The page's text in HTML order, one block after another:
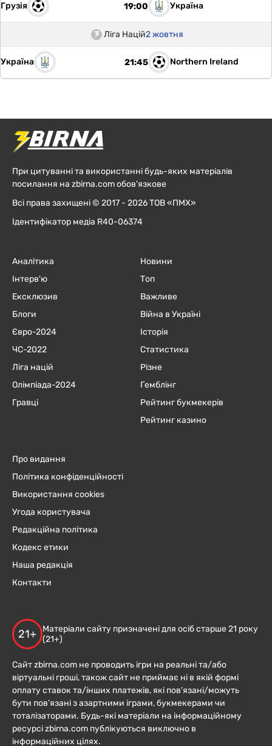
Грузія 19:00 Україна
Ліга Націй2 жовтня
Україна 21:45 Northern Ireland
При цитуванні та використанні будь-яких матеріалів
посилання на zbirna.com обов'язкове
Всі права захищені © 2017 - 2026 ТОВ «ПМХ»
Ідентифікатор медіа R40-06374
Аналітика
Інтерв'ю
Ексклюзив
Блоги
Євро-2024
ЧC-2022
Ліга націй
Олімпіада-2024
Гравці
Новини
Топ
Важливе
Війна в Україні
Історія
Статистика
Різне
Гемблінг
Рейтинг букмекерів
Рейтинг казино
Про видання
Політика конфіденційності
Використання cookies
Угода користувача
Редакційна політика
Кодекс етики
Наша редакція
Контакти
21+
Матеріали сайту призначені для осіб старше 21 року
(21+)
Сайт zbirna.com не проводить ігри на реальні та/або
віртуальні гроші, також сайт не приймає ні в якій формі
оплату ставок та/інших платежів, які пов’язані/можуть
бути пов’язані з азартними іграми, букмекерами чи
тоталізаторами. Будь-які матеріали на інформаційному
ресурсі zbirna.com публікуються виключно в
інформаційних цілях.